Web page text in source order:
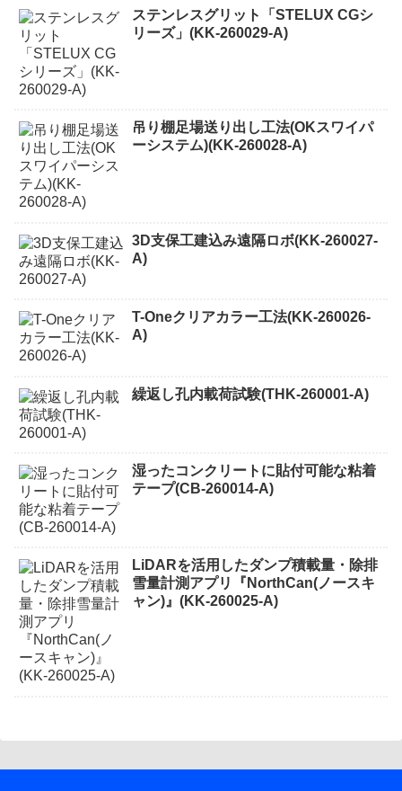
ステンレスグリット「STELUX CGシ
リーズ」(KK-260029-A)
吊り棚足場送り出し工法(OKスワイパ
ーシステム)(KK-260028-A)
3D支保工建込み遠隔ロボ(KK-260027-
A)
T-Oneクリアカラー工法(KK-260026-
A)
繰返し孔内載荷試験(THK-260001-A)
湿ったコンクリートに貼付可能な粘着
テープ(CB-260014-A)
LiDARを活用したダンプ積載量・除排
雪量計測アプリ『NorthCan(ノースキ
ャン)』(KK-260025-A)